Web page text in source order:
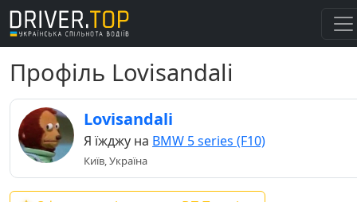
Профіль Lovisandali
Lovisandali
Я їжджу на BMW 5 series (F10)
Київ, Україна